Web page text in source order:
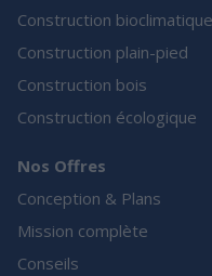
Construction bioclimatique
Construction plain-pied
Construction bois
Construction écologique
Nos Offres
Conception & Plans
Mission complète
Conseils